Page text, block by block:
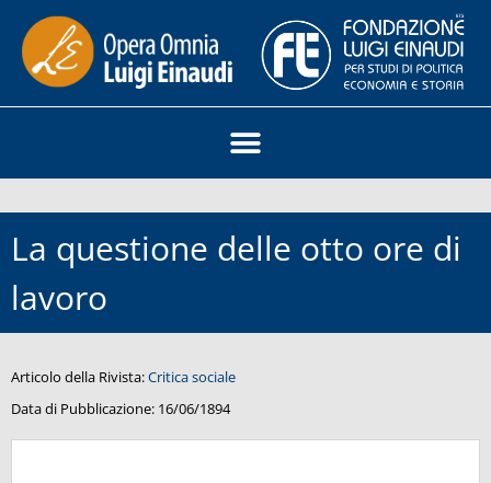
La questione delle otto ore di
lavoro
Articolo della Rivista:Critica sociale
Data di Pubblicazione: 16/06/1894